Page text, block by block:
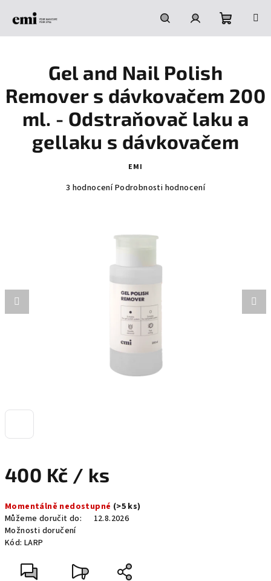
HledatPřihlášeníNákupní
400 Kč / ks
cena:
Momentálně nedostupné (>5 ks)
Můžeme doručit do:
12.8.2026
Možnosti doručení
Kód: LARP
Gel and Nail Polish
Remover s dávkovačem 200
ml. - Odstraňovač laku a
gellaku s dávkovačem
EMI
Průměrné
3 hodnoceníPodrobnosti hodnocení